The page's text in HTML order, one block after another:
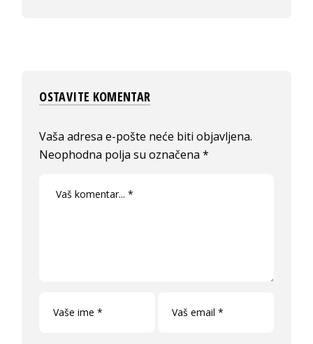
OSTAVITE KOMENTAR
Vaša adresa e-pošte neće biti objavljena.
Neophodna polja su označena*